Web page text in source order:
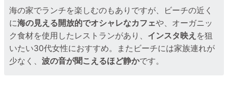
海の家でランチを楽しむのもありですが、ビーチの近く
に海の見える開放的でオシャレなカフェや、オーガニッ
ク食材を使用したレストランがあり、 インスタ映え を狙
いたい30代女性におすすめ。またビーチには家族連れが
少なく、波の音が聞こえるほど静かです。